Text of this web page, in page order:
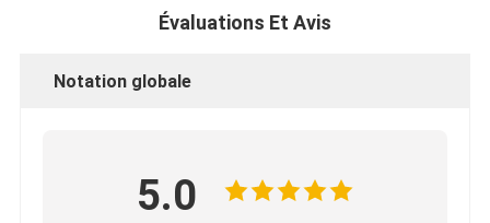
Évaluations Et Avis
Notation globale
5.0